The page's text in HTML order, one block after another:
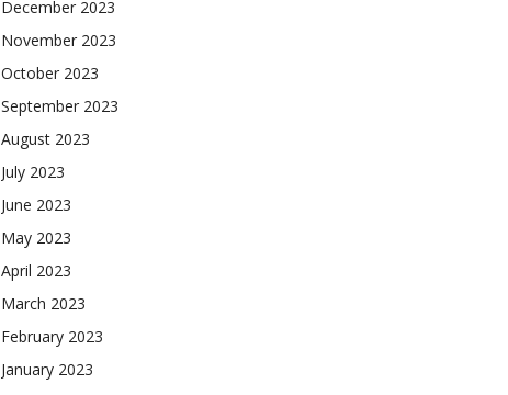
December 2023
November 2023
October 2023
September 2023
August 2023
July 2023
June 2023
May 2023
April 2023
March 2023
February 2023
January 2023